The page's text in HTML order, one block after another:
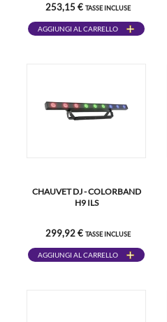
253,15 € TASSE INCLUSE
AGGIUNGI AL CARRELLO
CHAUVET DJ - COLORBAND
H9 ILS
299,92 € TASSE INCLUSE
AGGIUNGI AL CARRELLO